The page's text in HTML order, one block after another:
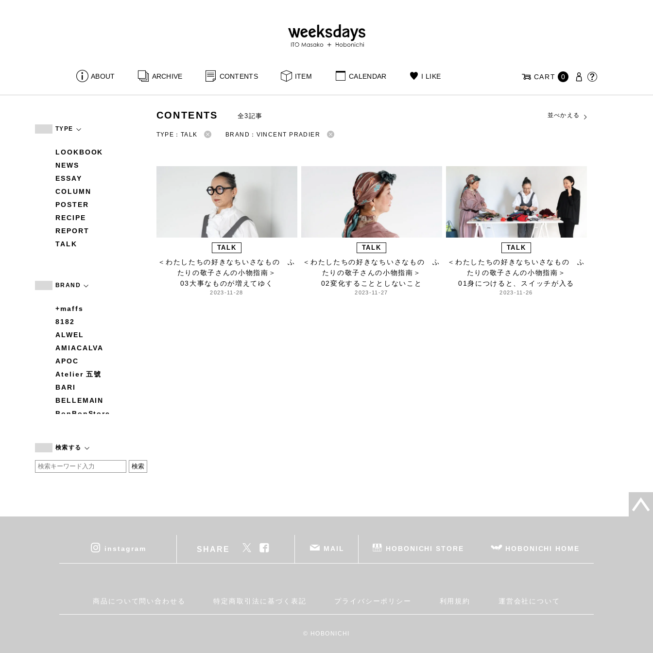
ABOUT ARCHIVE CONTENTS ITEM CALENDAR I LIKE CART 0
TYPE
LOOKBOOK
NEWS
ESSAY
COLUMN
POSTER
RECIPE
REPORT
TALK
BRAND
+maffs
8182
ALWEL
AMIACALVA
APOC
Atelier 五號
BARI
BELLEMAIN
BonBonStore
by basics
CATWORTH
cohan
DEAN & DELUCA
Fatima Morocco
検索する
CONTENTS 全3記事 並べかえる
TYPE：TALK BRAND：VINCENT PRADIER
TALK
＜わたしたちの好きなちいさなもの ふ
たりの敬子さんの小物指南＞
03大事なものが増えてゆく
2023-11-28
TALK
＜わたしたちの好きなちいさなもの ふ
たりの敬子さんの小物指南＞
02変化することとしないこと
2023-11-27
TALK
＜わたしたちの好きなちいさなもの ふ
たりの敬子さんの小物指南＞
01身につけると、スイッチが入る
2023-11-26
instagram SHARE MAIL HOBONICHI STORE HOBONICHI HOME
商品について問い合わせる 特定商取引法に基づく表記 プライバシーポリシー 利用規約 運営会社について
© HOBONICHI